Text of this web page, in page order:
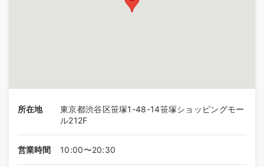
所在地
東京都渋谷区笹塚1-48-14笹塚ショッピングモー
ル212F
営業時間 10:00〜20:30